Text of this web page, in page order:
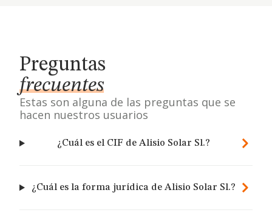
Preguntas
frecuentes
Estas son alguna de las preguntas que se
hacen nuestros usuarios
¿Cuál es el CIF de Alisio Solar Sl.?
¿Cuál es la forma jurídica de Alisio Solar Sl.?